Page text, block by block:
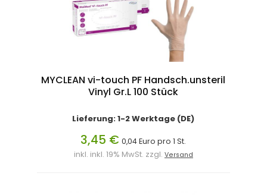
MYCLEAN vi-touch PF Handsch.unsteril
Vinyl Gr.L 100 Stück
Lieferung: 1-2 Werktage (DE)
3,45 € 0,04 Euro pro 1 St.
inkl. inkl. 19% MwSt. zzgl. Versand